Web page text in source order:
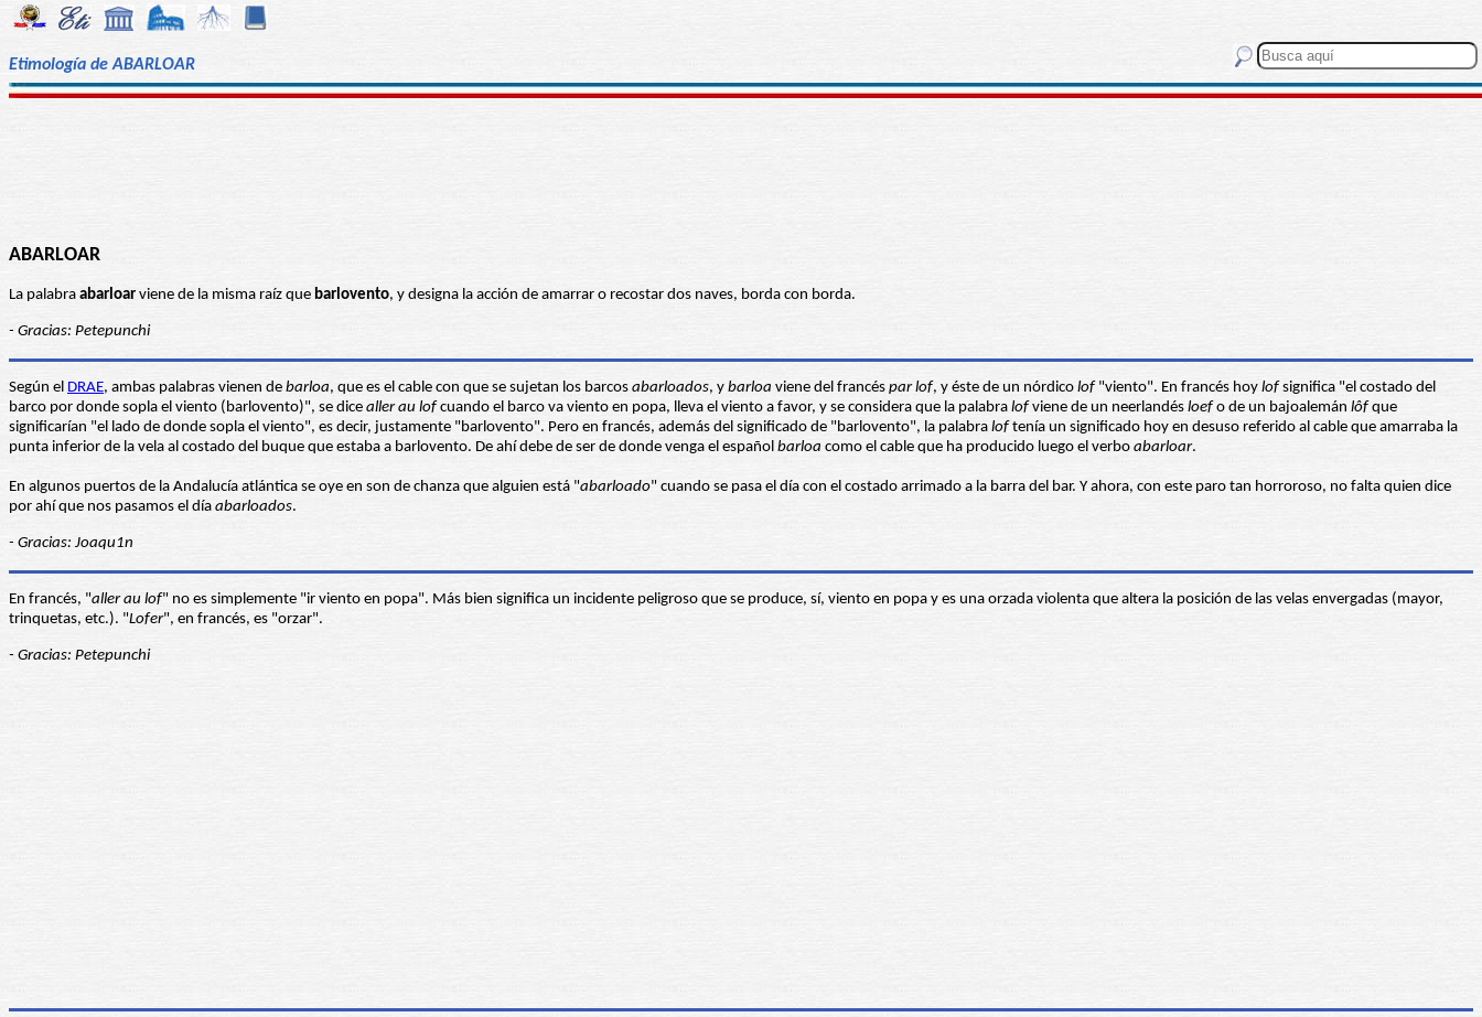
Etimología de ABARLOAR
ABARLOAR
La palabra abarloar viene de la misma raíz que barlovento, y designa la acción de amarrar o recostar dos naves, borda con borda.
- Gracias: Petepunchi
Según el DRAE, ambas palabras vienen de barloa, que es el cable con que se sujetan los barcos abarloados, y barloa viene del francés par lof, y éste de un nórdico lof "viento". En francés hoy lof significa "el costado del
barco por donde sopla el viento (barlovento)", se dice aller au lof cuando el barco va viento en popa, lleva el viento a favor, y se considera que la palabra lof viene de un neerlandés loef o de un bajoalemán lôf que
significarían "el lado de donde sopla el viento", es decir, justamente "barlovento". Pero en francés, además del significado de "barlovento", la palabra lof tenía un significado hoy en desuso referido al cable que amarraba la
punta inferior de la vela al costado del buque que estaba a barlovento. De ahí debe de ser de donde venga el español barloa como el cable que ha producido luego el verbo abarloar.
En algunos puertos de la Andalucía atlántica se oye en son de chanza que alguien está "abarloado" cuando se pasa el día con el costado arrimado a la barra del bar. Y ahora, con este paro tan horroroso, no falta quien dice
por ahí que nos pasamos el día abarloados.
- Gracias: Joaqu1n
En francés, "aller au lof" no es simplemente "ir viento en popa". Más bien significa un incidente peligroso que se produce, sí, viento en popa y es una orzada violenta que altera la posición de las velas envergadas (mayor,
trinquetas, etc.). "Lofer", en francés, es "orzar".
- Gracias: Petepunchi